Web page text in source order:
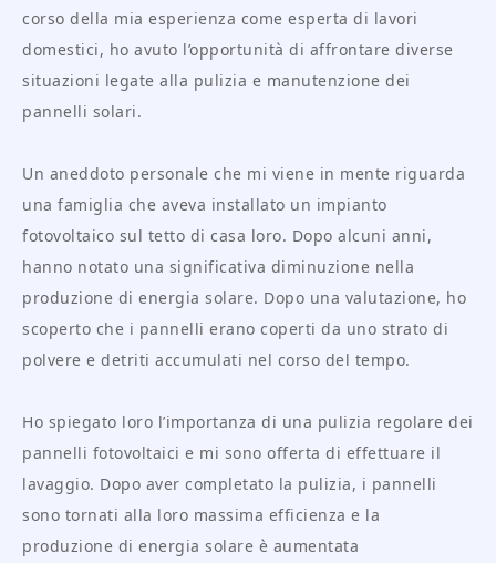
corso della mia esperienza come esperta di lavori
domestici, ho avuto l’opportunità di affrontare diverse
situazioni legate alla pulizia e manutenzione dei
pannelli solari.
Un aneddoto personale che mi viene in mente riguarda
una famiglia che aveva installato un impianto
fotovoltaico sul tetto di casa loro. Dopo alcuni anni,
hanno notato una significativa diminuzione nella
produzione di energia solare. Dopo una valutazione, ho
scoperto che i pannelli erano coperti da uno strato di
polvere e detriti accumulati nel corso del tempo.
Ho spiegato loro l’importanza di una pulizia regolare dei
pannelli fotovoltaici e mi sono offerta di effettuare il
lavaggio. Dopo aver completato la pulizia, i pannelli
sono tornati alla loro massima efficienza e la
produzione di energia solare è aumentata